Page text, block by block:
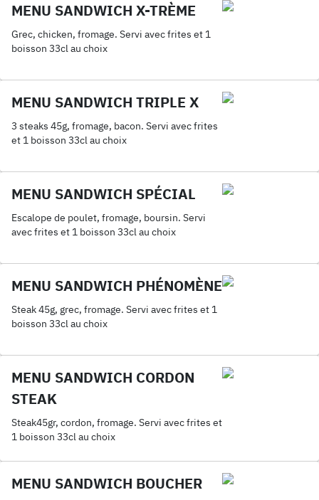
MENU SANDWICH X-TRÈME
Grec, chicken, fromage. Servi avec frites et 1
boisson 33cl au choix
MENU SANDWICH TRIPLE X
3 steaks 45g, fromage, bacon. Servi avec frites
et 1 boisson 33cl au choix
MENU SANDWICH SPÉCIAL
Escalope de poulet, fromage, boursin. Servi
avec frites et 1 boisson 33cl au choix
MENU SANDWICH PHÉNOMÈNE
Steak 45g, grec, fromage. Servi avec frites et 1
boisson 33cl au choix
MENU SANDWICH CORDON
STEAK
Steak45gr, cordon, fromage. Servi avec frites et
1 boisson 33cl au choix
MENU SANDWICH BOUCHER